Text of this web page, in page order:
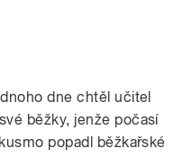
dne chtěl učitel
běžky, jenže počasí
popadl běžkařské